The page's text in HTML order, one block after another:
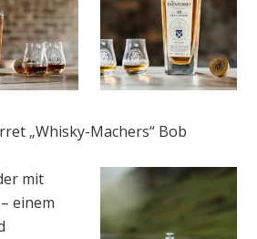
„Whisky-Machers“ Bob
mit
einem